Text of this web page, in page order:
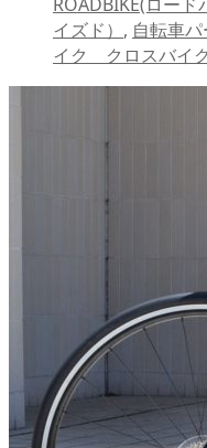
イズド） , 自転車
イク クロスバイク